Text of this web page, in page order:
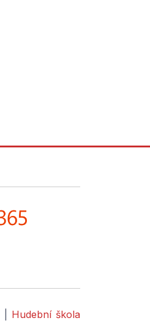
Hudební škola